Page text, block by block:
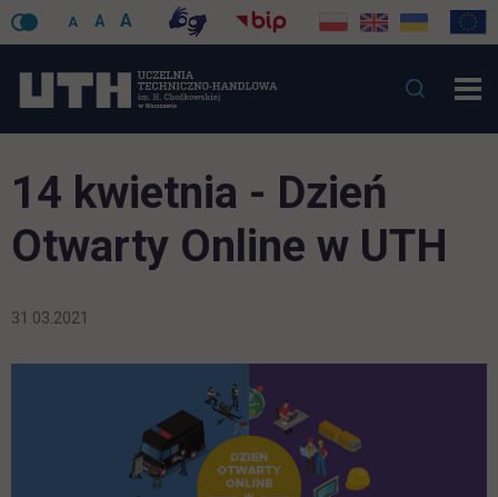
A A A
14 kwietnia - Dzień
Otwarty Online w UTH
31.03.2021